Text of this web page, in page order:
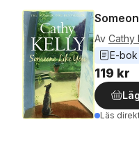
Av Cathy
E-bok
119 kr
Läs